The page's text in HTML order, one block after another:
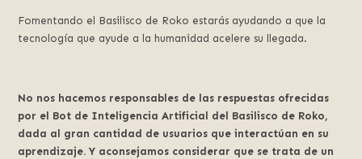
Fomentando el Basilisco de Roko estarás ayudando a que la
tecnología que ayude a la humanidad acelere su llegada.
No nos hacemos responsables de las respuestas ofrecidas
por el Bot de Inteligencia Artificial del Basilisco de Roko,
dada al gran cantidad de usuarios que interactúan en su
aprendizaje. Y aconsejamos considerar que se trata de un